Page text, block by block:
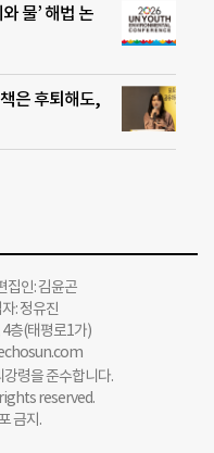
물’ 해법 논
은 후퇴해도,
집인: 김윤곤
: 정유진
층(태평로1가)
령을 준수합니다.
reserved.
금지.